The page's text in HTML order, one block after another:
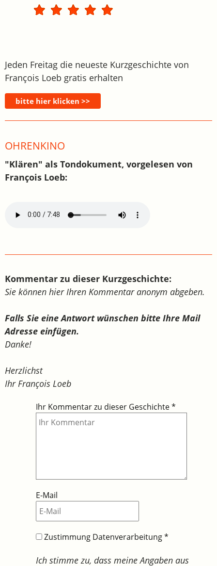
Jeden Freitag die neueste Kurzgeschichte von
François Loeb gratis erhalten
OHRENKINO
"Klären" als Tondokument, vorgelesen von
François Loeb:
Kommentar zu dieser Kurzgeschichte:
Sie können hier Ihren Kommentar anonym abgeben.
Falls Sie eine Antwort wünschen bitte Ihre Mail
Adresse einfügen.
Danke!
Herzlichst
Ihr François Loeb
Ihr Kommentar zu dieser Geschichte*
E-Mail
Zustimmung Datenverarbeitung*
Ich stimme zu, dass meine Angaben aus